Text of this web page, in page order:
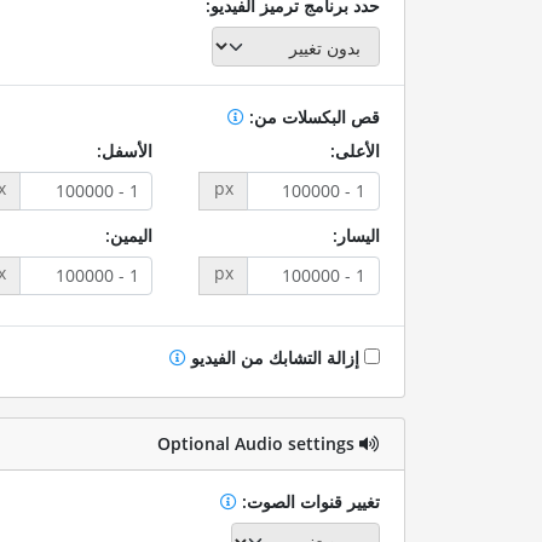
حدد برنامج ترميز الفيديو:
قص البكسلات من:
الأعلى:
px
الأسفل:
اليسار:
px
اليمين:
إزالة التشابك من الفيديو
Optional Audio settings
تغيير قنوات الصوت: